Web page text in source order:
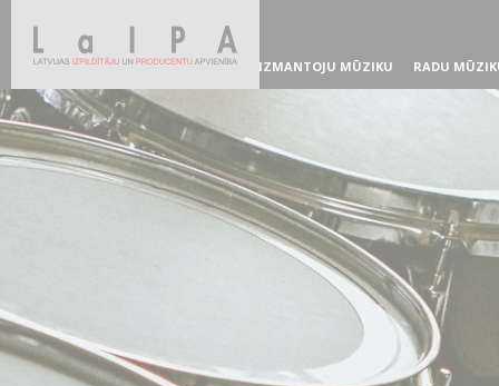
IZMANTOJU MŪZIKU RADU